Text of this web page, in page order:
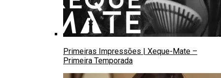
Primeiras Impressões | Xeque-Mate –
Primeira Temporada